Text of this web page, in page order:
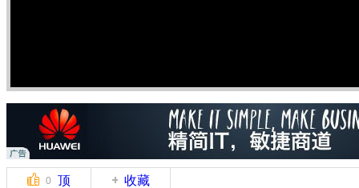
0 顶 收藏